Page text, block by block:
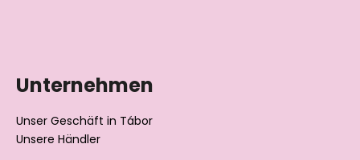
Unternehmen
Unser Geschäft in Tábor
Unsere Händler